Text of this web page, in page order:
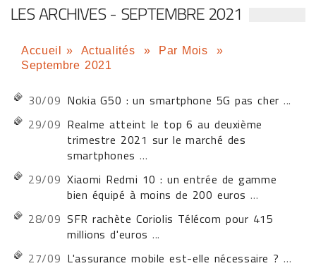
LES ARCHIVES - SEPTEMBRE 2021
Accueil » Actualités » Par Mois
»
Septembre 2021
30/09 Nokia G50 : un smartphone 5G pas cher ...
29/09 Realme atteint le top 6 au deuxième
trimestre 2021 sur le marché des
smartphones ...
29/09 Xiaomi Redmi 10 : un entrée de gamme
bien équipé à moins de 200 euros ...
28/09 SFR rachète Coriolis Télécom pour 415
millions d'euros ...
27/09 L'assurance mobile est-elle nécessaire ? ...